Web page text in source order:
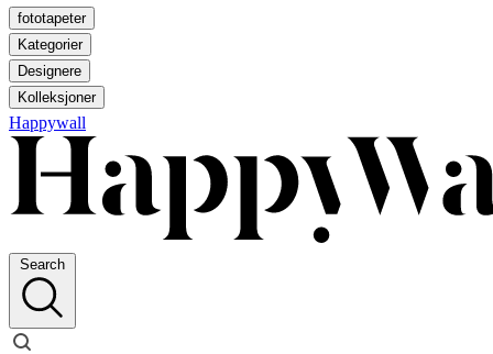
fototapeter
Kategorier
Designere
Kolleksjoner
Happywall
Search